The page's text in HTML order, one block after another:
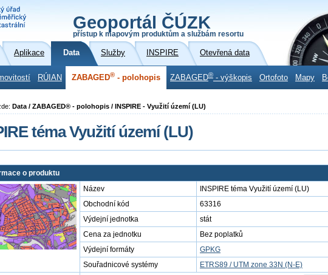
Geoportál ČÚZK
přístup k mapovým produktům a službám resortu
Aplikace Data Služby INSPIRE Otevřená data
RÚIAN ZABAGED® - polohopis ZABAGED® - výškopis Ortofoto Mapy
Data / ZABAGED® - polohopis / INSPIRE - Využití území (LU)
téma Využití území (LU)
o produktu
Název
INSPIRE téma Využití území (LU)
Obchodní kód
63316
Výdejní jednotka
stát
Cena za jednotku
Bez poplatků
Výdejní formáty
GPKG
Souřadnicové systémy
ETRS89 / UTM zone 33N (N-E)